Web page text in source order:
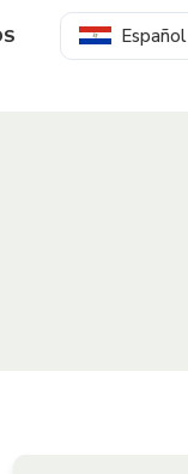
Español